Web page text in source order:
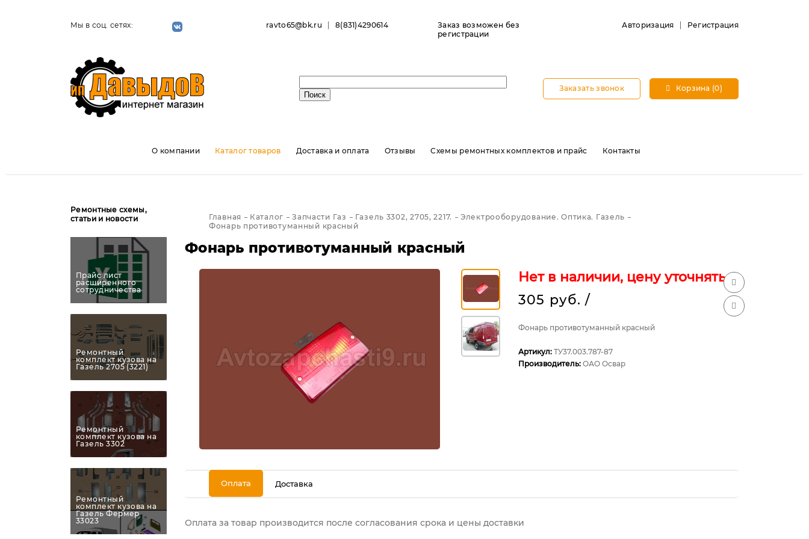
Мы в соц. сетях: ravto65@bk.ru 8(831)4290614
Заказ возможен без
регистрации
Авторизация Регистрация
Заказать звонок Корзина (0)
О компании Каталог товаров Доставка и оплата Отзывы Схемы ремонтных комплектов и прайс Контакты
Ремонтные схемы,
статьи и новости
Прайс лист
расширенного
сотрудничества
Ремонтный
комплект кузова на
Газель 2705 (3221)
Ремонтный
комплект кузова на
Газель 3302
Ремонтный
комплект кузова на
Газель Фермер
33023
Главная Каталог Запчасти Газ Газель 3302, 2705, 2217.
Электрооборудование. Оптика. Газель
Фонарь противотуманный красный
Фонарь противотуманный красный
Нет в наличии, цену уточнять
305 руб. /
Фонарь противотуманный красный
Артикул:ТУ37.003.787-87
Производитель:ОАО Освар
Оплата Доставка
Оплата за товар производится после согласования срока и цены доставки